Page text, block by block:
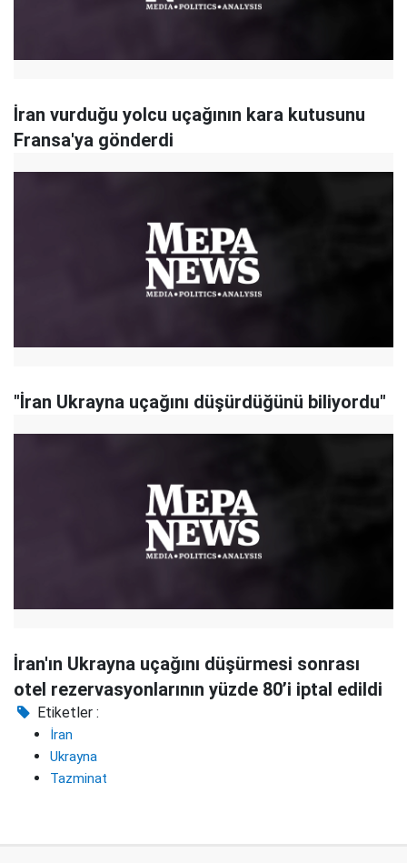
İran vurduğu yolcu uçağının kara kutusunu
Fransa'ya gönderdi
"İran Ukrayna uçağını düşürdüğünü biliyordu"
İran'ın Ukrayna uçağını düşürmesi sonrası
otel rezervasyonlarının yüzde 80’i iptal edildi
Etiketler :
İran
Ukrayna
Tazminat